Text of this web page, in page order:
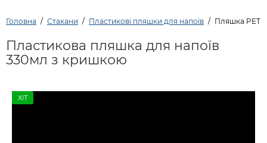
Головна Стакани Пластикові пляшки для напоїв Пляшка PET
Пластикова пляшка для напоїв
330мл з кришкою
ХІТ